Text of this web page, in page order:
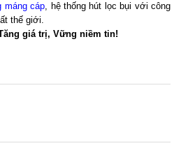
máng cáp, hệ thống hút lọc bụi với công
thế giới.
giá trị, Vững niềm tin!